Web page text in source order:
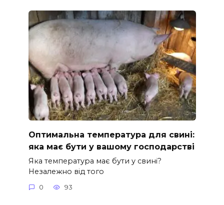
Оптимальна температура для свині:
яка має бути у вашому господарстві
Яка температура має бути у свині?
Незалежно від того
0 93